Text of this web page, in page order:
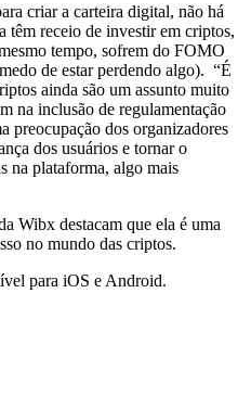
criar a carteira digital, não há
têm receio de investir em criptos,
tempo, sofrem do FOMO
de estar perdendo algo). “É
ainda são um assunto muito
na inclusão de regulamentação
preocupação dos organizadores
dos usuários e tornar o
na plataforma, algo mais
Wibx destacam que ela é uma
no mundo das criptos.
para iOS e Android.